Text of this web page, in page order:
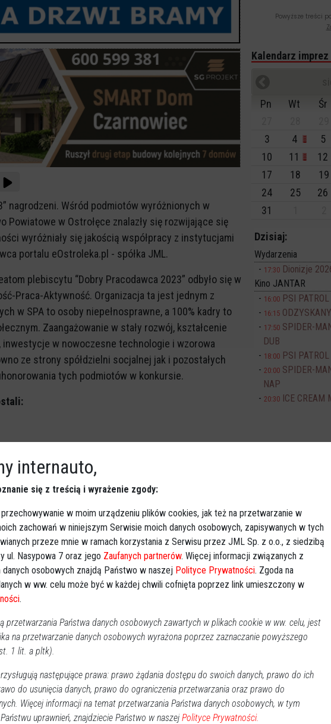
nagrodzeni. Wśród podmiotów wyróżnionych w
w Ostrołęce znalazły się rozwijające się
wyróżniały się jakością współpracy z instytucjami
portalu eOstroleka.pl - spółka JML.
plebiscytu “Dobry Pracodawca 2023” odbyło się w
Praca-Aktywność. Organizacja ta jest jednym z
w SPA to osoby niepełnosprawne, a 100% kadry to
Zaangażowanie w stały rozwój, kształcenie
w nowoczesne technologie i wzorowa
ze strony spółdzielni socjalnej jak i pozostałych
tych podmiotów w konkursie.
Sasankowa 12, 07- 410 Ostrołęka – Nagroda główna
ul. Nasypowa 7, 07-410 Ostrołęka - Wyróżnienie
410 Antonie – Nagroda główna
Łukasz Samsel, Wydmusy 19, 07-430 Myszyniec –
Aktywność”, ul. Kołobrzeska 11, 07-410 Ostrołęka –
w Myszyńcu, ul. Kolejowa 63, 07-430 Myszyniec -
Powyższe treści
Kalendarz imprez
Pn
Wt Śr
3
4 5
10
11 12
17
18 19
24
25 26
31
Dzisiaj:
Wydarzenia
17:30 Dionizje
Kino JANTAR
16:00 PSI
16:15
17:50 SPIDER-
DUB
18:00 PSI
20:00 SPIDER-
NAP
20:30 ICE CREAM
internauto,
się z treścią i wyrażenie zgody:
w moim urządzeniu plików cookies, jak też na przetwarzanie w
zachowań w niniejszym Serwisie moich danych osobowych, zapisywanych w tych
przeze mnie w ramach korzystania z Serwisu przez JML Sp. z o.o., z siedzibą
ul. Nasypowa 7 oraz jego Zaufanych partnerów. Więcej informacji związanych z
osobowych znajdą Państwo w naszej Polityce Prywatności. Zgoda na
w ww. celu może być w każdej chwili cofnięta poprzez link umieszczony w
.
przetwarzania Państwa danych osobowych zawartych w plikach cookie w ww. celu, jest
na przetwarzanie danych osobowych wyrażona poprzez zaznaczanie powyższego
1 lit. a pltk).
następujące prawa: prawo żądania dostępu do swoich danych, prawo do ich
do usunięcia danych, prawo do ograniczenia przetwarzania oraz prawo do
Więcej informacji na temat przetwarzania Państwa danych osobowych, w tym
uprawnień, znajdziecie Państwo w naszej Polityce Prywatności.